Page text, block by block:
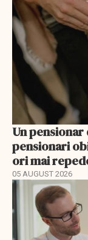
Un pensionar
pensionari
ori mai
05 AUGUST 2026